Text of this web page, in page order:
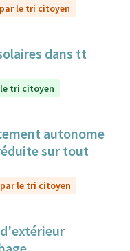
le tri citoyen
dans tt
tri citoyen
autonome
sur tout
le tri citoyen